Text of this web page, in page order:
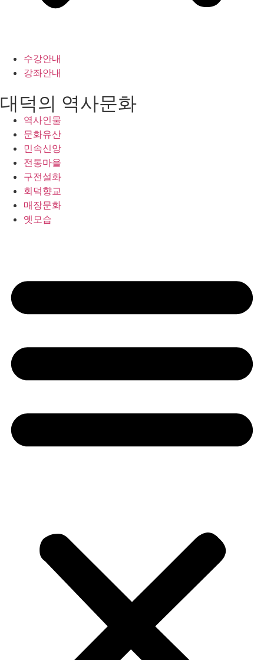
수강안내
강좌안내
대덕의 역사문화
역사인물
문화유산
민속신앙
전통마을
구전설화
회덕향교
매장문화
옛모습